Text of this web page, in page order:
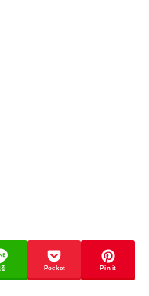
Pocket Pin it